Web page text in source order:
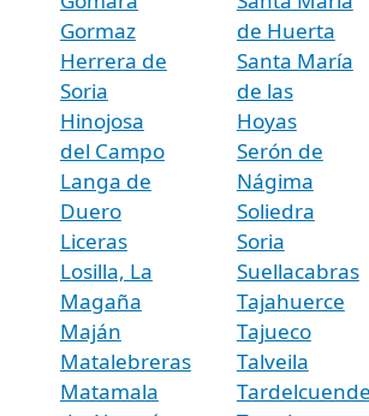
Gormaz
Herrera de
Soria
Hinojosa
del Campo
Langa de
Duero
Liceras
Losilla, La
Magaña
Maján
Matalebreras
Matamala
de Huerta
Santa María
de las
Hoyas
Serón de
Nágima
Soliedra
Soria
Suellacabras
Tajahuerce
Tajueco
Talveila